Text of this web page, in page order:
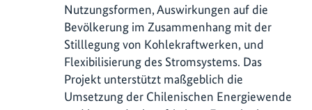
Nutzungsformen, Auswirkungen auf die
Bevölkerung im Zusammenhang mit der
Stilllegung von Kohlekraftwerken, und
Flexibilisierung des Stromsystems. Das
Projekt unterstützt maßgeblich die
Umsetzung der Chilenischen Energiewende